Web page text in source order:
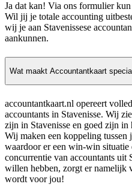
Ja dat kan! Via ons formulier
Wil jij je totale accounting
wij je aan Stavenissese
aankunnen.
Wat maakt Accountantkaart
accountantkaart.nl opereert
accountants in Stavenisse. Wij
zijn in Stavenisse en goed zijn
Wij maken een koppeling tussen
waardoor er een win-win situatie
concurrentie van accountants uit
willen hebben, zorgt er namelijk
wordt voor jou!